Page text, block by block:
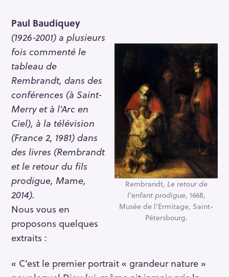
Rembrandt, Le retour de
l’enfant prodigue, 1668,
Musée de l’Ermitage, Saint-
Pétersbourg.
Paul Baudiquey
(1926-2001) a plusieurs
fois commenté le
tableau de
Rembrandt, dans des
conférences (à Saint-
Merry et à l’Arc en
Ciel), à la télévision
(France 2, 1981) dans
des livres (Rembrandt
et le retour du fils
prodigue, Mame,
2014).
Nous vous en
proposons quelques
extraits :
« C’est le premier portrait « grandeur nature »